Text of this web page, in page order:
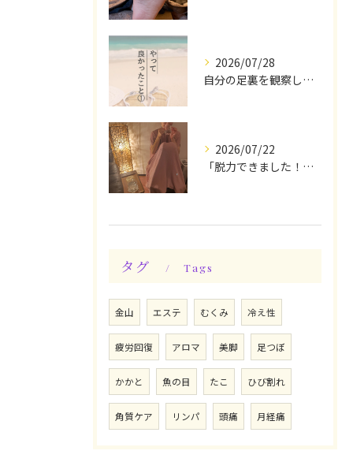
2026/07/28
自分の足裏を観察してみる！やって良かったぁ〜♪
2026/07/22
「脱力できました！」今日は私の時間♪全身メンテナンスデー☆
タグ Tags
金山 エステ むくみ 冷え性
疲労回復 アロマ 美脚 足つぼ
かかと 魚の目 たこ ひび割れ
角質ケア リンパ 頭痛 月経痛